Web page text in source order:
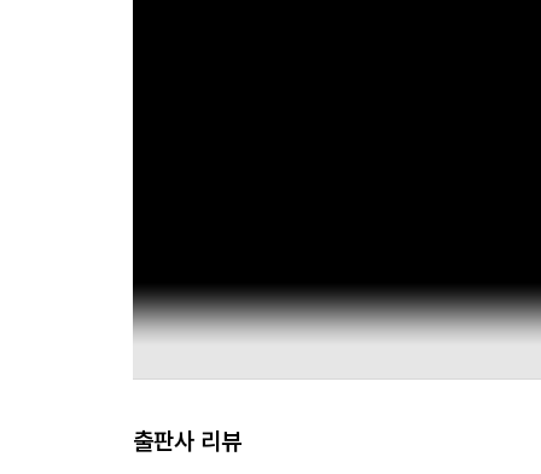
--- p.84
급하는지 외상으로 지급하는지 등 여러 조건이 있
출판사 리뷰